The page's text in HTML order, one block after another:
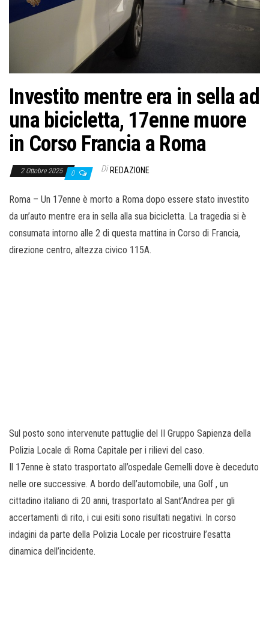
Investito mentre era in sella ad
una bicicletta, 17enne muore
in Corso Francia a Roma
2 Ottobre 2025 0 Di REDAZIONE
Roma – Un 17enne è morto a Roma dopo essere stato investito
da un’auto mentre era in sella alla sua bicicletta. La tragedia si è
consumata intorno alle 2 di questa mattina in Corso di Francia,
direzione centro, altezza civico 115A.
Sul posto sono intervenute pattuglie del II Gruppo Sapienza della
Polizia Locale di Roma Capitale per i rilievi del caso.
Il 17enne è stato trasportato all’ospedale Gemelli dove è deceduto
nelle ore successive. A bordo dell’automobile, una Golf , un
cittadino italiano di 20 anni, trasportato al Sant’Andrea per gli
accertamenti di rito, i cui esiti sono risultati negativi. In corso
indagini da parte della Polizia Locale per ricostruire l’esatta
dinamica dell’incidente.